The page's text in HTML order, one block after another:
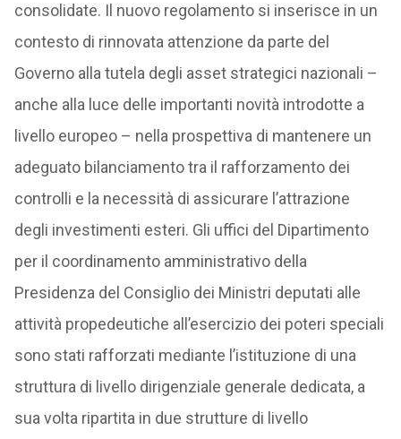
consolidate. Il nuovo regolamento si inserisce in un
contesto di rinnovata attenzione da parte del
Governo alla tutela degli asset strategici nazionali –
anche alla luce delle importanti novità introdotte a
livello europeo – nella prospettiva di mantenere un
adeguato bilanciamento tra il rafforzamento dei
controlli e la necessità di assicurare l’attrazione
degli investimenti esteri. Gli uffici del Dipartimento
per il coordinamento amministrativo della
Presidenza del Consiglio dei Ministri deputati alle
attività propedeutiche all’esercizio dei poteri speciali
sono stati rafforzati mediante l’istituzione di una
struttura di livello dirigenziale generale dedicata, a
sua volta ripartita in due strutture di livello